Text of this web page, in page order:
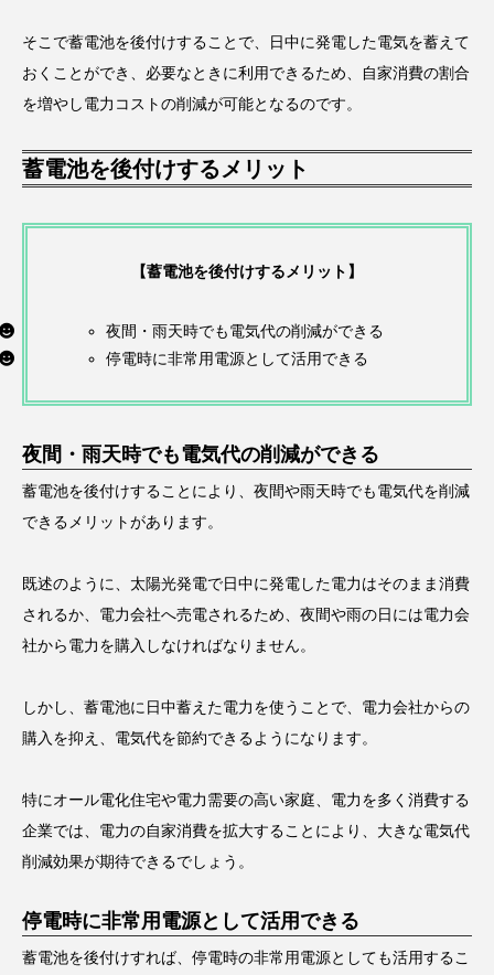
そこで蓄電池を後付けすることで、日中に発電した電気を蓄えて
おくことができ、必要なときに利用できるため、自家消費の割合
を増やし電力コストの削減が可能となるのです。
蓄電池を後付けするメリット
【蓄電池を後付けするメリット】
夜間・雨天時でも電気代の削減ができる
停電時に非常用電源として活用できる
夜間・雨天時でも電気代の削減ができる
蓄電池を後付けすることにより、夜間や雨天時でも電気代を削減
できるメリットがあります。
既述のように、太陽光発電で日中に発電した電力はそのまま消費
されるか、電力会社へ売電されるため、夜間や雨の日には電力会
社から電力を購入しなければなりません。
しかし、蓄電池に日中蓄えた電力を使うことで、電力会社からの
購入を抑え、電気代を節約できるようになります。
特にオール電化住宅や電力需要の高い家庭、電力を多く消費する
企業では、電力の自家消費を拡大することにより、大きな電気代
削減効果が期待できるでしょう。
停電時に非常用電源として活用できる
蓄電池を後付けすれば、停電時の非常用電源としても活用するこ